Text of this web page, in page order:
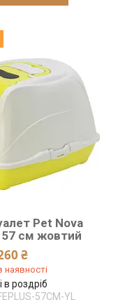
Pet Nova
см жовтий
₴
наявності
в роздріб
57CM-YL